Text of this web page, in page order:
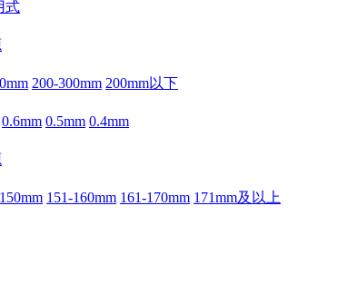
式
200-300mm 200mm以下
0.6mm 0.5mm 0.4mm
151-160mm 161-170mm 171mm及以上